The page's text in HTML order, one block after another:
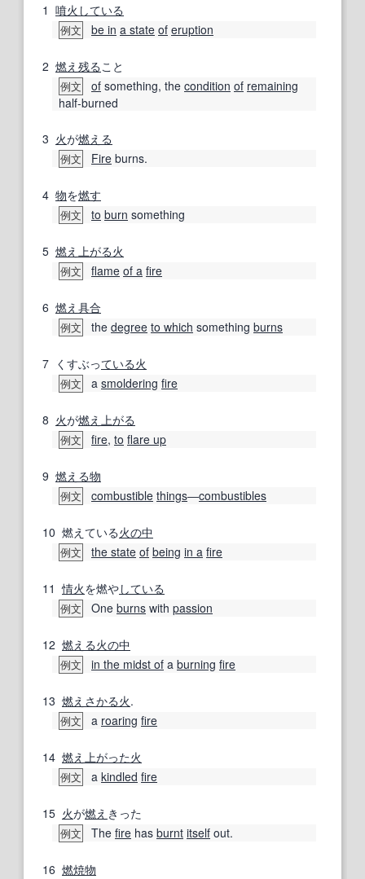
1 噴火 している
例文 be in a state of eruption
2 燃え 残る こと
例文 of something, the condition of remaining
half-burned
3 火が燃える
例文 Fire burns.
4 物を燃す
例文 to burn something
5 燃え上がる火
例文 flame of a fire
6 燃え 具合
例文 the degree to which something burns
7 くすぶっている火
例文 a smoldering fire
8 火が燃え上がる
例文 fire, to flare up
9 燃える物
例文 combustible things―combustibles
10 燃えている火の中
例文 the state of being in a fire
11 情火を燃やしている
例文 One burns with passion
12 燃える火の中
例文 in the midst of a burning fire
13 燃えさかる火.
例文 a roaring fire
14 燃え上がった火
例文 a kindled fire
15 火が燃え きった
例文 The fire has burnt itself out.
16 燃焼物